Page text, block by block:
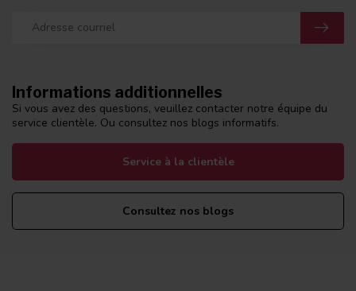
Informations additionnelles
Si vous avez des questions, veuillez contacter notre équipe du
service clientèle. Ou consultez nos blogs informatifs.
Service à la clientèle
Consultez nos blogs